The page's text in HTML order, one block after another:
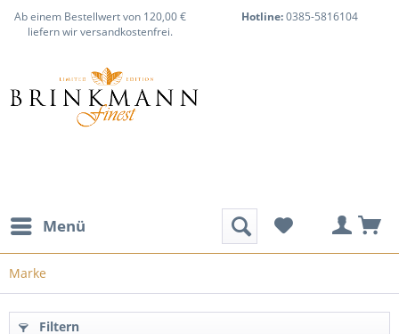
Ab einem Bestellwert von 120,00 €
liefern wir versandkostenfrei.
Hotline:0385-5816104
Menü
Marke
Filtern